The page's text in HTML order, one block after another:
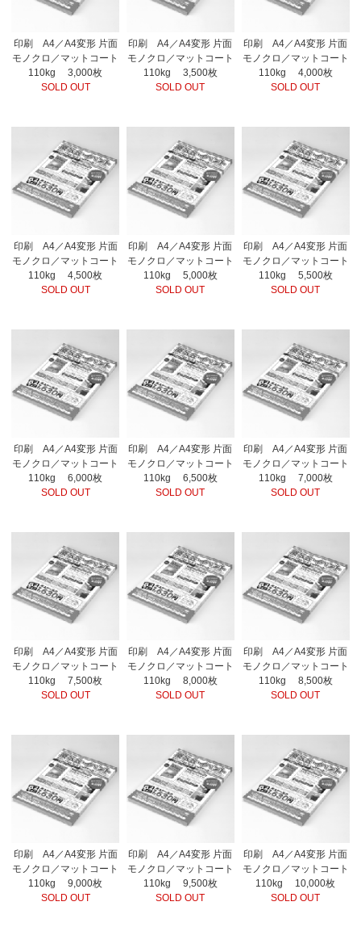
印刷 A4／A4変形 片面
モノクロ／マットコート
110kg 3,000枚
SOLD OUT
印刷 A4／A4変形 片面
モノクロ／マットコート
110kg 3,500枚
SOLD OUT
印刷 A4／A4変形 片面
モノクロ／マットコート
110kg 4,000枚
SOLD OUT
印刷 A4／A4変形 片面
モノクロ／マットコート
110kg 4,500枚
SOLD OUT
印刷 A4／A4変形 片面
モノクロ／マットコート
110kg 5,000枚
SOLD OUT
印刷 A4／A4変形 片面
モノクロ／マットコート
110kg 5,500枚
SOLD OUT
印刷 A4／A4変形 片面
モノクロ／マットコート
110kg 6,000枚
SOLD OUT
印刷 A4／A4変形 片面
モノクロ／マットコート
110kg 6,500枚
SOLD OUT
印刷 A4／A4変形 片面
モノクロ／マットコート
110kg 7,000枚
SOLD OUT
印刷 A4／A4変形 片面
モノクロ／マットコート
110kg 7,500枚
SOLD OUT
印刷 A4／A4変形 片面
モノクロ／マットコート
110kg 8,000枚
SOLD OUT
印刷 A4／A4変形 片面
モノクロ／マットコート
110kg 8,500枚
SOLD OUT
印刷 A4／A4変形 片面
モノクロ／マットコート
110kg 9,000枚
SOLD OUT
印刷 A4／A4変形 片面
モノクロ／マットコート
110kg 9,500枚
SOLD OUT
印刷 A4／A4変形 片面
モノクロ／マットコート
110kg 10,000枚
SOLD OUT